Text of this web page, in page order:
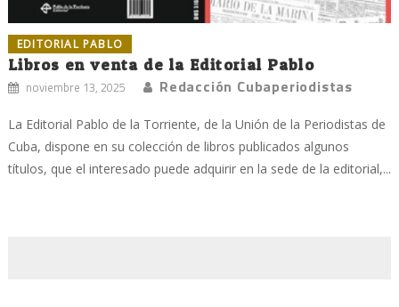
EDITORIAL PABLO
Libros en venta de la Editorial Pablo
noviembre 13, 2025 Redacción Cubaperiodistas
La Editorial Pablo de la Torriente, de la Unión de la Periodistas de
Cuba, dispone en su colección de libros publicados algunos
títulos, que el interesado puede adquirir en la sede de la editorial,...